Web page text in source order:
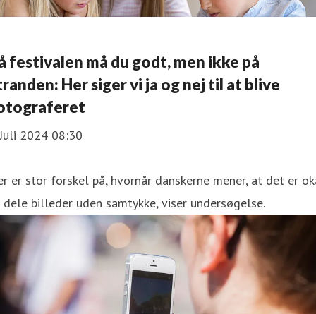
festivalen må du godt, men ikke på
Her siger vi ja og nej til at blive
2024 08:30
er stor forskel på, hvornår danskerne mener, at det er
billeder uden samtykke, viser undersøgelse.